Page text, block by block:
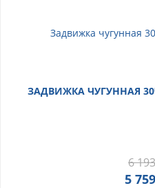
ЗАДВИЖКА ЧУГУННАЯ
6
5